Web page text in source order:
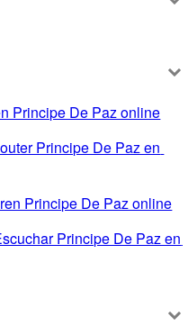
Principe De Paz online
Principe De Paz en
Principe De Paz online
Principe De Paz en